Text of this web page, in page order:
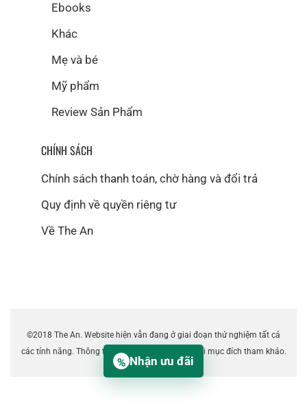
Ebooks
Khác
Mẹ và bé
Mỹ phẩm
Review Sản Phẩm
CHÍNH SÁCH
Chính sách thanh toán, chờ hàng và đổi trả
Quy định về quyền riêng tư
Về The An
©2018 The An. Website hiện vẫn đang ở giai đoạn thử nghiệm tất cả
các tính năng. Thông tin trên website chỉ dùng với mục đích tham khảo.
% Nhận ưu đãi